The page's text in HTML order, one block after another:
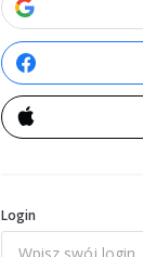
Login